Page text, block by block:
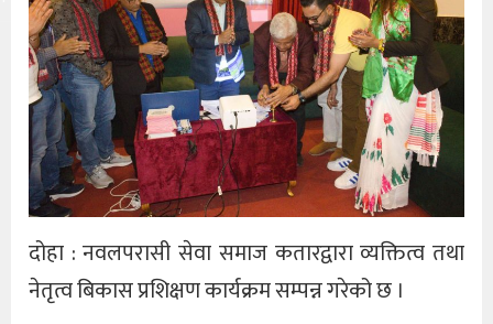
दोहा : नवलपरासी सेवा समाज कतारद्वारा व्यक्तित्व तथा
नेतृत्व बिकास प्रशिक्षण कार्यक्रम सम्पन्न गरेको छ ।